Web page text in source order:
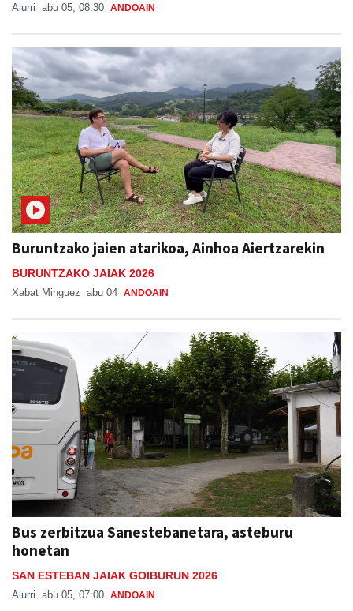
Aiurri abu 05, 08:30 ANDOAIN
Buruntzako jaien atarikoa, Ainhoa Aiertzarekin
BURUNTZAKO JAIAK 2026
Xabat Minguez abu 04 ANDOAIN
Bus zerbitzua Sanestebanetara, asteburu
honetan
SAN ESTEBAN JAIAK GOIBURUN 2026
Aiurri abu 05, 07:00 ANDOAIN